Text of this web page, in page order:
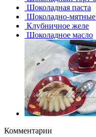
Шоколадная паста
Шоколадно-мятные
Клубничное желе
Шоколадное масло
Комментарии